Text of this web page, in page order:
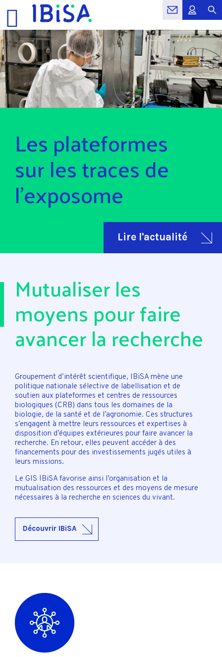
Les plateformes
sur les traces de
l’exposome
Lire l'actualité
Mutualiser les
moyens pour faire
avancer la recherche
Groupement d’intérêt scientifique, IBiSA mène une
politique nationale sélective de labellisation et de
soutien aux plateformes et centres de ressources
biologiques (CRB) dans tous les domaines de la
biologie, de la santé et de l’agronomie. Ces structures
s’engagent à mettre leurs ressources et expertises à
disposition d’équipes extérieures pour faire avancer la
recherche. En retour, elles peuvent accéder à des
financements pour des investissements jugés utiles à
leurs missions.
Le GIS IBiSA favorise ainsi l’organisation et la
mutualisation des ressources et des moyens de mesure
nécessaires à la recherche en sciences du vivant.
Découvrir IBiSA